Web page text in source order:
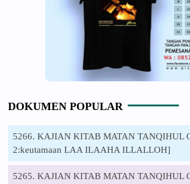
DOKUMEN POPULAR
5266. KAJIAN KITAB MATAN TANQIHUL
2:keutamaan LAA ILAAHA ILLALLOH]
5265. KAJIAN KITAB MATAN TANQIHUL